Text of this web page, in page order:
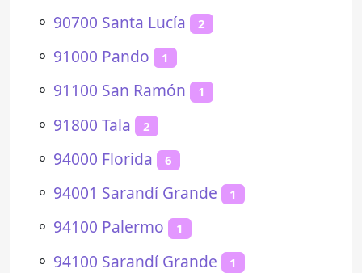
⚬ 90700 Santa Lucía 2
⚬ 91000 Pando 1
⚬ 91100 San Ramón 1
⚬ 91800 Tala 2
⚬ 94000 Florida 6
⚬ 94001 Sarandí Grande 1
⚬ 94100 Palermo 1
⚬ 94100 Sarandí Grande 1